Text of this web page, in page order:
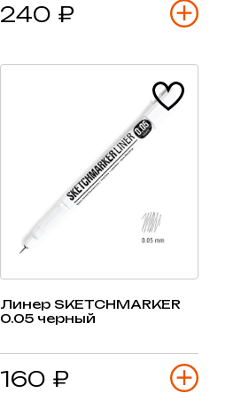
240 ₽
Линер SKETCHMARKER
0.05 черный
160 ₽